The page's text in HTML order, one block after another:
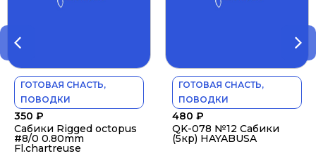
ГОТОВАЯ СНАСТЬ,
ПОВОДКИ
350 ₽
Сабики Rigged octopus
#8/0 0.80mm
Fl.chartreuse
ГОТОВАЯ СНАСТЬ,
ПОВОДКИ
480 ₽
QK-078 №12 Сабики
(5кр) HAYABUSA